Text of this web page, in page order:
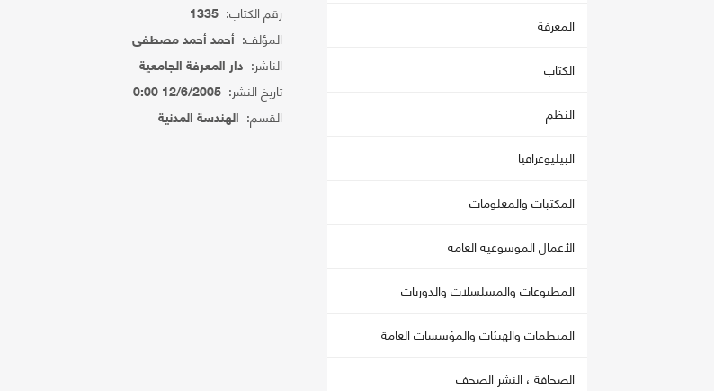
المعرفة
الكتاب
النظم
البيليوغرافيا
المكتبات والمعلومات
الأعمال الموسوعية العامة
المطبوعات والمسلسلات والدوريات
المنظمات والهيئات والمؤسسات العامة
الصحافة ، النشر الصحف
رقم الكتاب: 1335
المؤلف: أحمد أحمد مصطفى
الناشر: دار المعرفة الجامعية
تاريخ النشر: 12/6/2005 0:00
القسم: الهندسة المدنية